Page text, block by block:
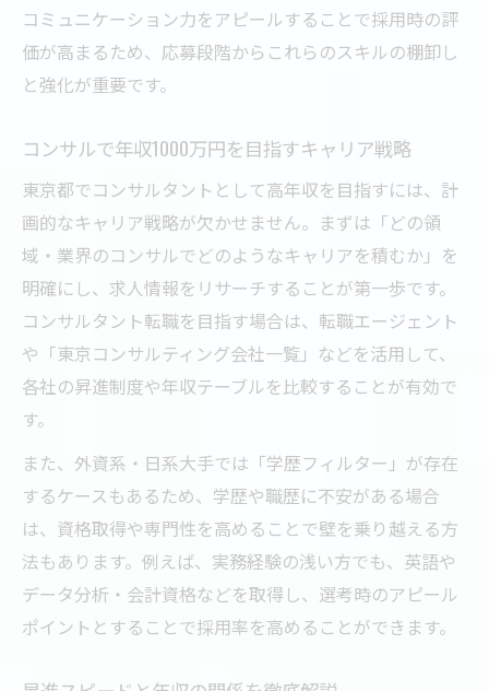
コミュニケーション力をアピールすることで採用時の評
価が高まるため、応募段階からこれらのスキルの棚卸し
と強化が重要です。
コンサルで年収1000万円を目指すキャリア戦略
東京都でコンサルタントとして高年収を目指すには、計
画的なキャリア戦略が欠かせません。まずは「どの領
域・業界のコンサルでどのようなキャリアを積むか」を
明確にし、求人情報をリサーチすることが第一歩です。
コンサルタント転職を目指す場合は、転職エージェント
や「東京コンサルティング会社一覧」などを活用して、
各社の昇進制度や年収テーブルを比較することが有効で
す。
また、外資系・日系大手では「学歴フィルター」が存在
するケースもあるため、学歴や職歴に不安がある場合
は、資格取得や専門性を高めることで壁を乗り越える方
法もあります。例えば、実務経験の浅い方でも、英語や
データ分析・会計資格などを取得し、選考時のアピール
ポイントとすることで採用率を高めることができます。